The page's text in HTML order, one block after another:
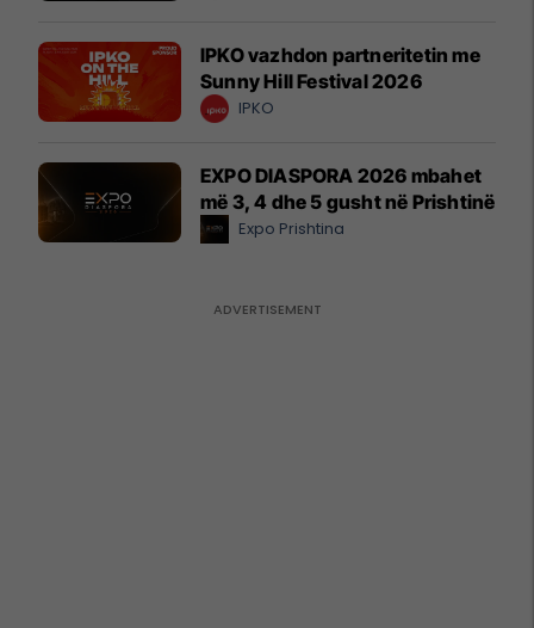
IPKO vazhdon partneritetin me
Sunny Hill Festival 2026
IPKO
EXPO DIASPORA 2026 mbahet
më 3, 4 dhe 5 gusht në Prishtinë
Expo Prishtina